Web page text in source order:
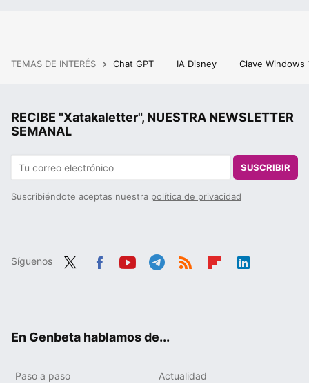
TEMAS DE INTERÉS Chat GPT IA Disney Clave Windows
RECIBE "Xatakaletter", NUESTRA NEWSLETTER
SEMANAL
SUSCRIBIR
Suscribiéndote aceptas nuestra política de privacidad
Síguenos
En Genbeta hablamos de...
Paso a paso Actualidad